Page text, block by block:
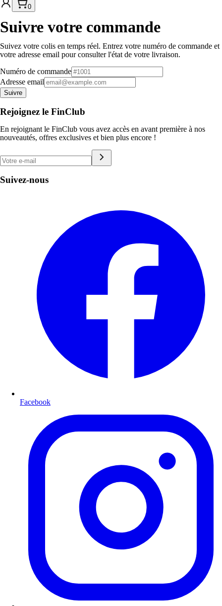
0
Suivre votre commande
Suivez votre colis en temps réel. Entrez votre numéro de commande et
votre adresse email pour consulter l'état de votre livraison.
Numéro de commande
Adresse email
Suivre
Rejoignez le FinClub
En rejoignant le FinClub vous avez accès en avant première à nos
nouveautés, offres exclusives et bien plus encore !
Suivez-nous
Facebook